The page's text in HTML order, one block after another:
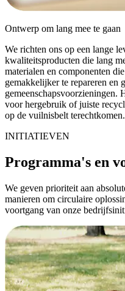
Ontwerp om lang mee te gaan
We richten ons op een lange
kwaliteitsproducten die lang
materialen en componenten
gemakkelijker te repareren en
gemeenschapsvoorzieningen.
voor hergebruik of juiste
op de vuilnisbelt terechtkomen.
INITIATIEVEN
Programma's en
We geven prioriteit aan
manieren om circulaire
voortgang van onze